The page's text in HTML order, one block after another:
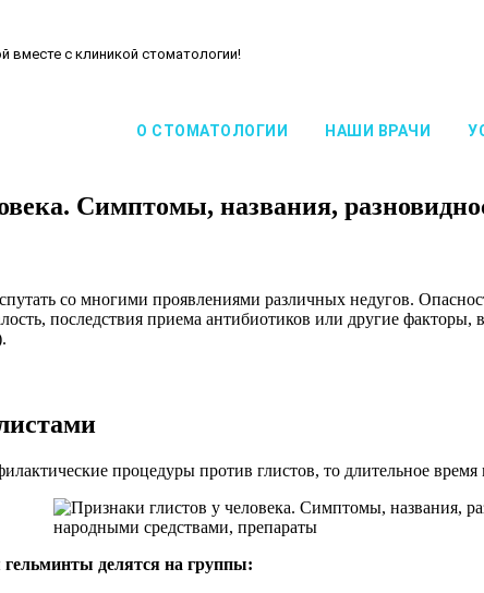
вместе с клиникой стоматологии!
О СТОМАТОЛОГИИ НАШИ ВРАЧИ
Симптомы, названия,
со многими проявлениями различных недугов.
последствия приема антибиотиков или другие
процедуры против глистов, то длительное
гельминты делятся на группы: